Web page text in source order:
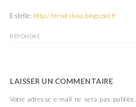
Estelle: http://trend-ilyou.blogspot.fr
RÉPONDRE
LAISSER UN COMMENTAIRE
Votre adresse e-mail ne sera pas publiée.